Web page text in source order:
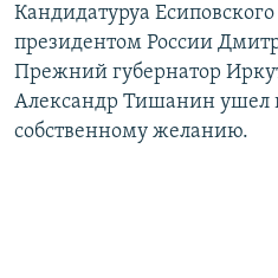
СИБИРЬ.РЕАЛИИ
РАСПИСАНИЕ ВЕЩАНИЯ
ПОДПИШИТЕСЬ НА
Кандидатуруа
президентом России
Прежний губернатор
Александр Тишанин ушел
собственному желанию.